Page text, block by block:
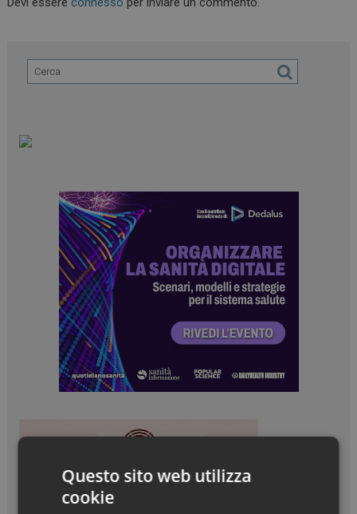
Questo sito web utilizza
cookie